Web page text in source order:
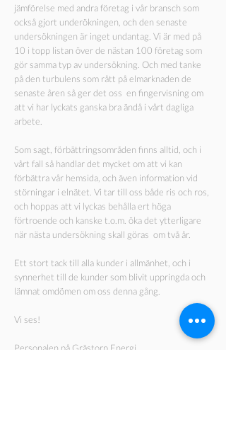
jämförelse med andra företag i vår bransch som
också gjort underökningen, och den senaste
undersökningen är inget undantag. Vi är med på
10 i topp listan över de nästan 100 företag som
gör samma typ av undersökning. Och med tanke
på den turbulens som rått på elmarknaden de
senaste åren så ger det oss en fingervisning om
att vi har lyckats ganska bra ändå i vårt dagliga
arbete.
Som sagt, förbättringsområden finns alltid, och i
vårt fall så handlar det mycket om att vi kan
förbättra vår hemsida, och även information vid
störningar i elnätet. Vi tar till oss både ris och ros,
och hoppas att vi lyckas behålla ert höga
förtroende och kanske t.o.m. öka det ytterligare
när nästa undersökning skall göras om två år.
Ett stort tack till alla kunder i allmänhet, och i
synnerhet till de kunder som blivit uppringda och
lämnat omdömen om oss denna gång.
Vi ses!
Personalen på Grästorp Energi